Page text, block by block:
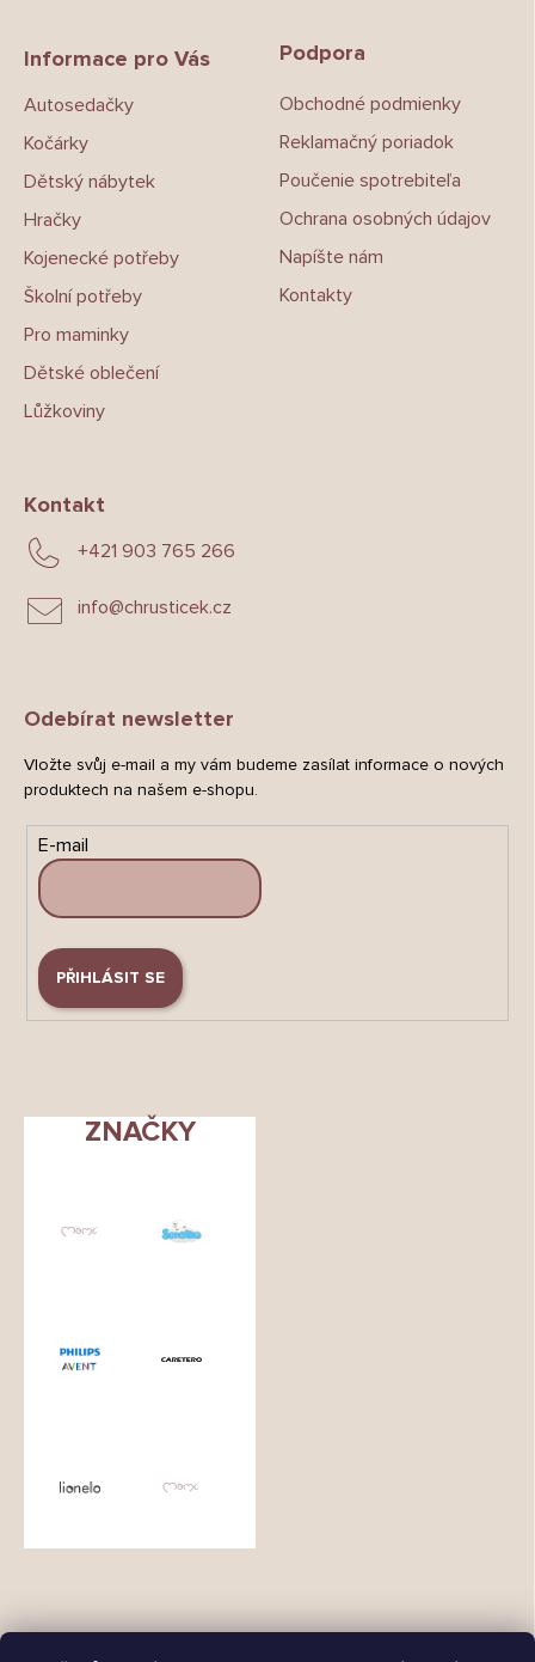
Informace pro Vás
Autosedačky
Kočárky
Dětský nábytek
Hračky
Kojenecké potřeby
Školní potřeby
Pro maminky
Dětské oblečení
Lůžkoviny
Podpora
Obchodné podmienky
Reklamačný poriadok
Poučenie spotrebiteľa
Ochrana osobných údajov
Napíšte nám
Kontakty
Kontakt
info@chrusticek.cz
+421 903 765 266
Odebírat newsletter
Vložte svůj e-mail a my vám budeme zasílat informace o nových
produktech na našem e-shopu.
E-mail
PŘIHLÁSIT SE
ZNAČKY